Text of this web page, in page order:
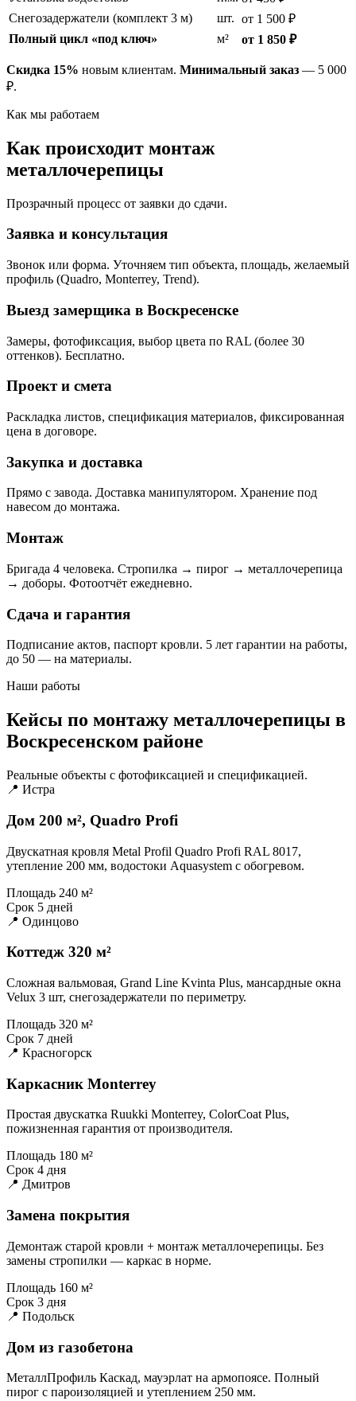
Снегозадержатели (комплект 3 м)
шт. от 1 500 ₽
Полный цикл «под ключ»
м² от 1 850 ₽
Скидка 15% новым клиентам. Минимальный заказ — 5 000
₽.
Как мы работаем
Как происходит монтаж
металлочерепицы
Прозрачный процесс от заявки до сдачи.
Заявка и консультация
Звонок или форма. Уточняем тип объекта, площадь, желаемый
профиль (Quadro, Monterrey, Trend).
Выезд замерщика в Воскресенске
Замеры, фотофиксация, выбор цвета по RAL (более 30
оттенков). Бесплатно.
Проект и смета
Раскладка листов, спецификация материалов, фиксированная
цена в договоре.
Закупка и доставка
Прямо с завода. Доставка манипулятором. Хранение под
навесом до монтажа.
Монтаж
Бригада 4 человека. Стропилка → пирог → металлочерепица
→ доборы. Фотоотчёт ежедневно.
Сдача и гарантия
Подписание актов, паспорт кровли. 5 лет гарантии на работы,
до 50 — на материалы.
Наши работы
Кейсы по монтажу металлочерепицы в
Воскресенском районе
Реальные объекты с фотофиксацией и спецификацией.
📍 Истра
Дом 200 м², Quadro Profi
Двускатная кровля Metal Profil Quadro Profi RAL 8017,
утепление 200 мм, водостоки Aquasystem с обогревом.
Площадь 240 м²
Срок 5 дней
📍 Одинцово
Коттедж 320 м²
Сложная вальмовая, Grand Line Kvinta Plus, мансардные окна
Velux 3 шт, снегозадержатели по периметру.
Площадь 320 м²
Срок 7 дней
📍 Красногорск
Каркасник Monterrey
Простая двускатка Ruukki Monterrey, ColorCoat Plus,
пожизненная гарантия от производителя.
Площадь 180 м²
Срок 4 дня
📍 Дмитров
Замена покрытия
Демонтаж старой кровли + монтаж металлочерепицы. Без
замены стропилки — каркас в норме.
Площадь 160 м²
Срок 3 дня
📍 Подольск
Дом из газобетона
МеталлПрофиль Каскад, мауэрлат на армопоясе. Полный
пирог с пароизоляцией и утеплением 250 мм.